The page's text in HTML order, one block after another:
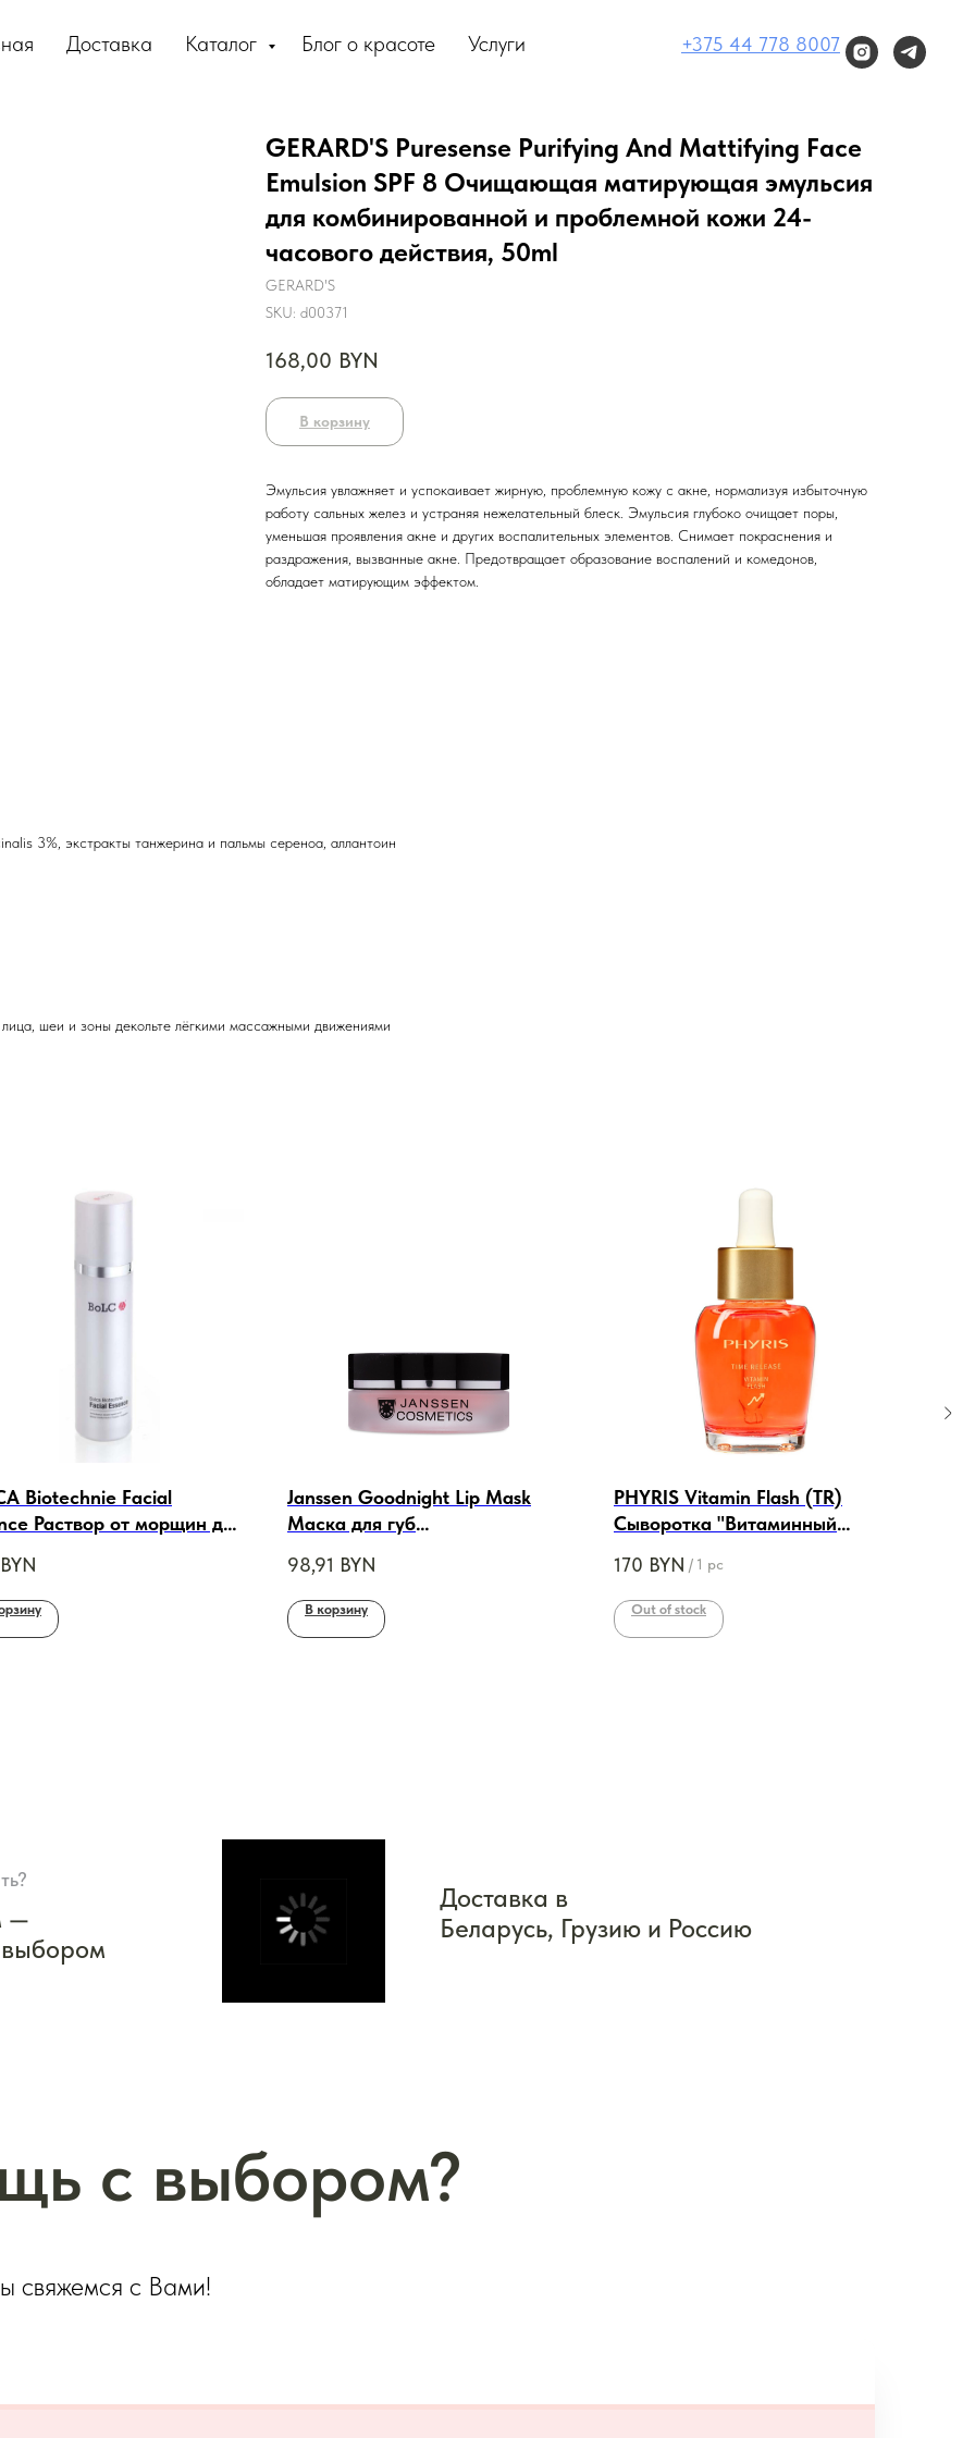
Доставка Каталог Блог о красоте Услуги +375 44 778 8007
GERARD'S Puresense Purifying And Mattifying Face
Emulsion SPF 8 Очищающая матирующая эмульсия
для комбинированной и проблемной кожи 24-
часового действия, 50ml
GERARD'S
SKU: d00371
168,00 BYN
В корзину
Эмульсия увлажняет и успокаивает жирную, проблемную кожу с акне, нормализуя избыточную
работу сальных желез и устраняя нежелательный блеск. Эмульсия глубоко очищает поры,
уменьшая проявления акне и других воспалительных элементов. Снимает покраснения и
раздражения, вызванные акне. Предотвращает образование воспалений и комедонов,
обладает матирующим эффектом.
3%, экстракты танжерина и пальмы сереноа, аллантоин
шеи и зоны декольте лёгкими массажными движениями
Biotechnie Facial
Раствор от морщин для
BYN
Janssen Goodnight Lip Mask
Маска для губ
маслом ши, 15ml
98,91 BYN
В корзину
PHYRIS Vitamin Flash (TR)
Сыворотка "Витаминный
170 BYN / 1 pc
Out of stock
—
Доставка в
Беларусь, Грузию и Россию
с выбором?
свяжемся с Вами!